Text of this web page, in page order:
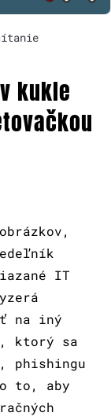
kukle
IT
na iný
ktorý sa
phishingu
to, aby